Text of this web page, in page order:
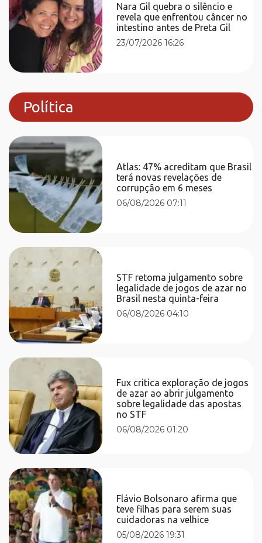
Nara Gil quebra o silêncio e
revela que enfrentou câncer no
intestino antes de Preta Gil
23/07/2026 16:26
Política
Atlas: 47% acreditam que Brasil
terá novas revelações de
corrupção em 6 meses
06/08/2026 07:11
STF retoma julgamento sobre
legalidade de jogos de azar no
Brasil nesta quinta-feira
06/08/2026 04:10
Fux critica exploração de jogos
de azar ao abrir julgamento
sobre legalidade das apostas
no STF
06/08/2026 01:20
Flávio Bolsonaro afirma que
teve filhas para serem suas
cuidadoras na velhice
05/08/2026 19:31